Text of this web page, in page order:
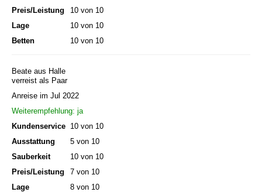
Preis/Leistung
10 von 10
Lage
10 von 10
Betten
10 von 10
Beate aus Halle
verreist als Paar
Anreise im Jul 2022
Weiterempfehlung: ja
Kundenservice 10 von 10
Ausstattung
5 von 10
Sauberkeit
10 von 10
Preis/Leistung
7 von 10
Lage
8 von 10